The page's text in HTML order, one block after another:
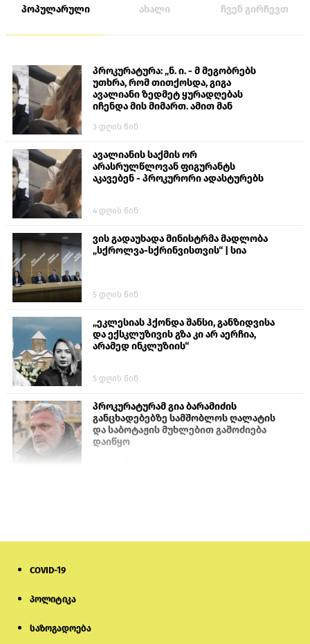
პოპულარული ახალი ჩვენ გირჩევთ
პროკურატურა: „ნ. ი. - მ მეგობრებს
უთხრა, რომ თითქოსდა, გიგა
ავალიანი ზედმეტ ყურადღებას
იჩენდა მის მიმართ. ამით მან
თავს დასხმოდა გიგა ავალიანს“
3 დღის წინ
ავალიანის საქმის ორ
არასრულწლოვან ფიგურანტს
აკავებენ - პროკურორი ადასტურებს
4 დღის წინ
ვის გადაუხადა მინისტრმა მადლობა
„სქროლვა-სქრინვისთვის“ | სია
5 დღის წინ
„ეკლესიას ჰქონდა შანსი, განზიდვისა
და ექსკლუზივის გზა კი არ აერჩია,
არამედ ინკლუზიის“
5 დღის წინ
პროკურატურამ გია ბარამიძის
განცხადებებზე სამშობლოს ღალატის
და საბოტაჟის მუხლებით გამოძიება
დაიწყო
COVID-19
პოლიტიკა
საზოგადოება